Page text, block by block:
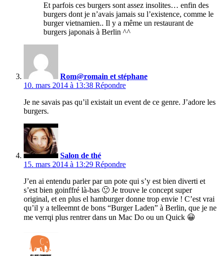
Et parfois ces burgers sont assez insolites… enfin des
burgers dont je n’avais jamais su l’existence, comme le
burger vietnamien.. Il y a même un restaurant de
burgers japonais à Berlin ^^
Rom@romain et stéphane
10. mars 2014 à 13:38 Répondre
Je ne savais pas qu’il existait un event de ce genre. J’adore les
burgers.
Salon de thé
15. mars 2014 à 13:29 Répondre
J’en ai entendu parler par un pote qui s’y est bien diverti et
s’est bien goinffré là-bas 🙂 Je trouve le concept super
original, et en plus el hamburger donne trop envie ! C’est vrai
qu’il y a telleemnt de bons “Burger Laden” à Berlin, que je ne
me verrqi plus rentrer dans un Mac Do ou un Quick 😀